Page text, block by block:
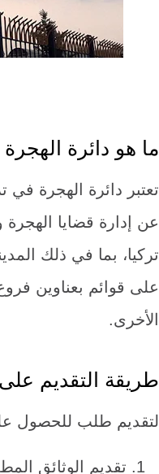
ما هو دائرة
عن إدارة قضايا الهجرة
تركيا، بما في ذلك
على قوائم بعناوين
الأخرى.
طريقة التقديم
لتقديم طلب للحصول
تقديم الوثائق